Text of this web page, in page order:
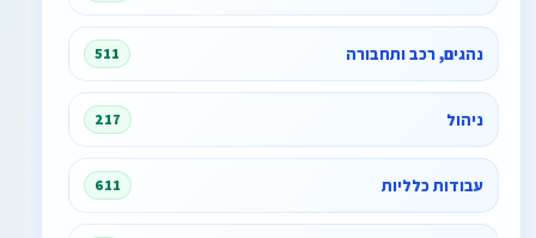
נהגים, רכב ותחבורה 511
ניהול 217
עבודות כלליות 611